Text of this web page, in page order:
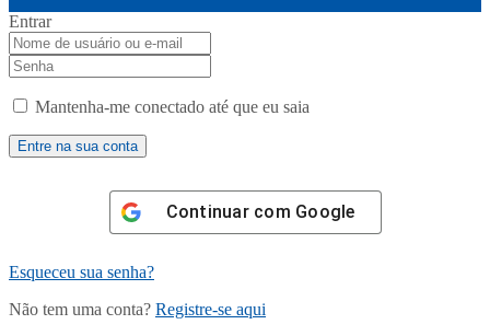
Entrar
Mantenha-me conectado até que eu saia
Continuar com Google
Esqueceu sua senha?
Não tem uma conta? Registre-se aqui